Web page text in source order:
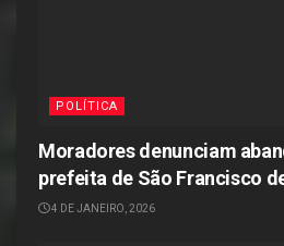
POLÍTICA
Moradores denunciam
prefeita de São Francisco
4 DE JANEIRO, 2026